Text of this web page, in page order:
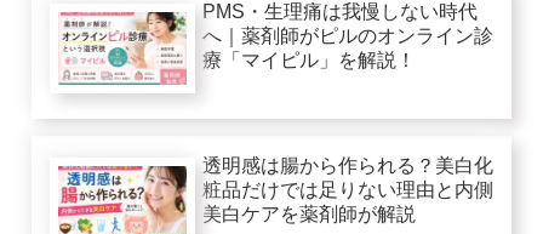
PMS・生理痛は我慢しない時代
へ｜薬剤師がピルのオンライン診
療「マイピル」を解説！
透明感は腸から作られる？美白化
粧品だけでは足りない理由と内側
美白ケアを薬剤師が解説